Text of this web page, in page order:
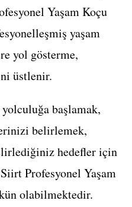
Yaşam Koçu
yaşam
yol gösterme,
üstlenir.
başlamak,
belirlemek,
hedefler için
Profesyonel Yaşam
olabilmektedir.